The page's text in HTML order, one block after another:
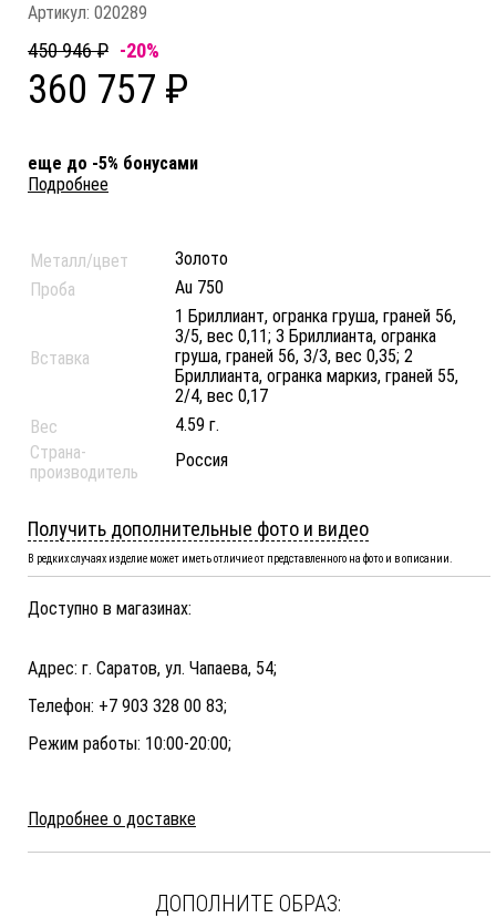
Артикул: 020289
450 946 ₽ -20%
360 757 ₽
еще до -5% бонусами
Подробнее
Металл/цвет
Золото
Проба
Au 750
Вставка
1 Бриллиант, огранка груша, граней 56,
3/5, вес 0,11; 3 Бриллианта, огранка
груша, граней 56, 3/3, вес 0,35; 2
Бриллианта, огранка маркиз, граней 55,
2/4, вес 0,17
Вес
4.59 г.
Страна-
производитель
Россия
Получить дополнительные фото и видео
В редких случаях изделие может иметь отличие от представленного на фото и в описании.
Доступно в магазинах:
Адрес: г. Саратов, ул. Чапаева, 54;
Телефон: +7 903 328 00 83;
Режим работы: 10:00-20:00;
Подробнее о доставке
ДОПОЛНИТЕ ОБРАЗ: